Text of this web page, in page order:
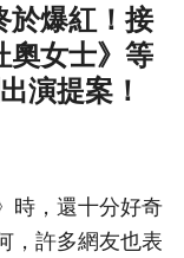
於爆紅！接
奧女士》等
演提案！
時，還十分好奇
，許多網友也表